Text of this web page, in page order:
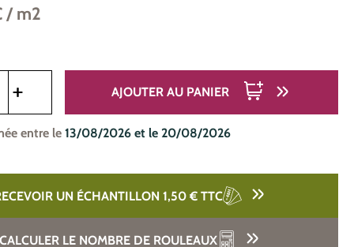
/ m2
AJOUTER AU PANIER
entre le 13/08/2026 et le 20/08/2026
UN ÉCHANTILLON 1,50 € TTC
LE NOMBRE DE ROULEAUX